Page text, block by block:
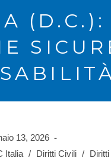
(D.C.):
13, 2026
Italia / Diritti Civili /